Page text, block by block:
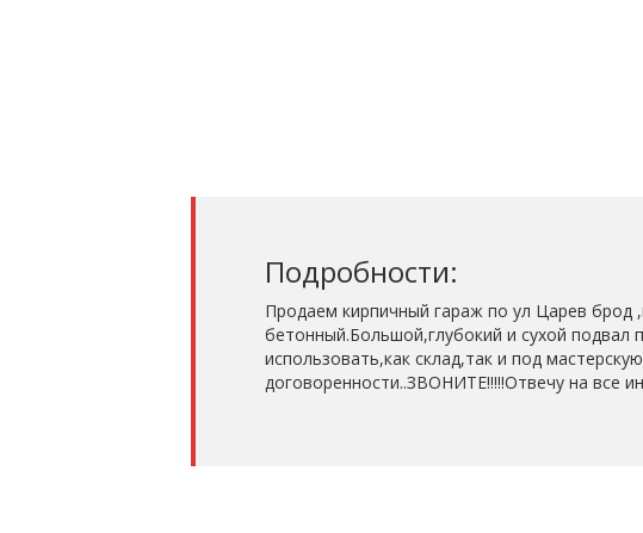
Подробности:
Продаем кирпичный гараж по ул Царев
бетонный.Большой,глубокий и сухой
использовать,как склад,так и под
договоренности..ЗВОНИТЕ!!!!!Отвечу на все